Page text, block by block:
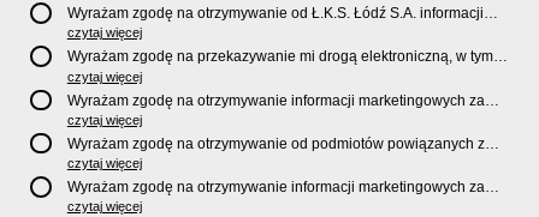
promocjach, nowościach, biletach, karnetach, ofercie sklepu U2
Store oraz serwisu bilety.lkslodz.pl i innych produktach oraz
usługach oferowanych przez Ł.K.S. Łódź S.A.
Wyrażam zgodę na otrzymywanie od Ł.K.S. Łódź S.A. informacji
marketingowych dotyczących działalności spółki, ofert, wydarzeń i
produktów za pośrednictwem wiadomości SMS oraz połączeń
telefonicznych.
czytaj więcej
Wyrażam zgodę na przekazywanie mi drogą elektroniczną, w tym
pocztą e-mail, informacji handlowych i marketingowych o
produktach, usługach i działalnościSponsorów i PartnerówŁ.K.S.
Łódź S.A.
czytaj więcej
Wyrażam zgodę na otrzymywanie informacji marketingowych za
pośrednictwem wiadomości SMS oraz połączeń telefonicznych
odSponsorów i PartnerówŁ.K.S. Łódź S.A.
czytaj więcej
Wyrażam zgodę na otrzymywanie od podmiotów powiązanych z
Ł.K.S. Łódź S.A., tj. Fundacji ŁKS oraz Sport Catering sp. z
o.o. informacji marketingowych oraz informacji handlowych o
nowościach, produktach, usługach i działalności drogą
czytaj więcej
Wyrażam zgodę na otrzymywanie informacji marketingowych za
pośrednictwem wiadomości SMS oraz połączeń telefonicznych od
czytaj więcej